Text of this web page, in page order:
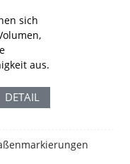
sich
aus.
DETAIL